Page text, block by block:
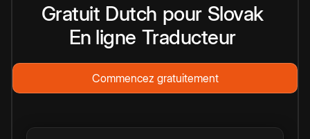
Gratuit Dutch pour Slovak
En ligne Traducteur
Commencez gratuitement